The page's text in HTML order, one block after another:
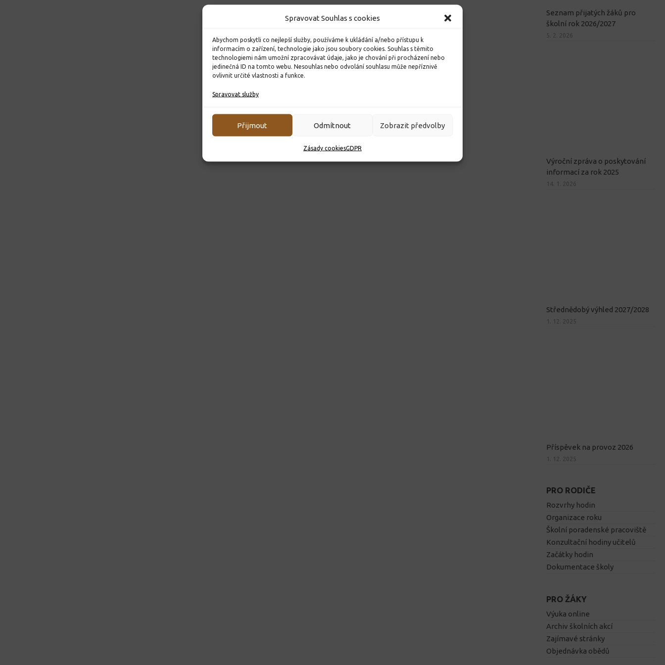
Spravovat Souhlas s cookies
Abychom poskytli co nejlepší služby, používáme k ukládání a/nebo přístupu k
informacím o zařízení, technologie jako jsou soubory cookies. Souhlas s těmito
technologiemi nám umožní zpracovávat údaje, jako je chování při procházení nebo
jedinečná ID na tomto webu. Nesouhlas nebo odvolání souhlasu může nepříznivě
ovlivnit určité vlastnosti a funkce.
Spravovat služby
Přijmout Odmítnout Zobrazit předvolby
Zásady cookiesGDPR
Seznam přijatých žáků pro
školní rok 2026/2027
5. 2. 2026
Výroční zpráva o poskytování
informací za rok 2025
14. 1. 2026
Střednědobý výhled 2027/2028
1. 12. 2025
Příspěvek na provoz 2026
1. 12. 2025
PRO RODIČE
Rozvrhy hodin
Organizace roku
Školní poradenské pracoviště
Konzultační hodiny učitelů
Začátky hodin
Dokumentace školy
PRO ŽÁKY
Výuka online
Archiv školních akcí
Zajímavé stránky
Objednávka obědů